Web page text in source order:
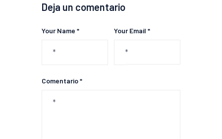
Deja un comentario
Your Name * Your Email *
Comentario *